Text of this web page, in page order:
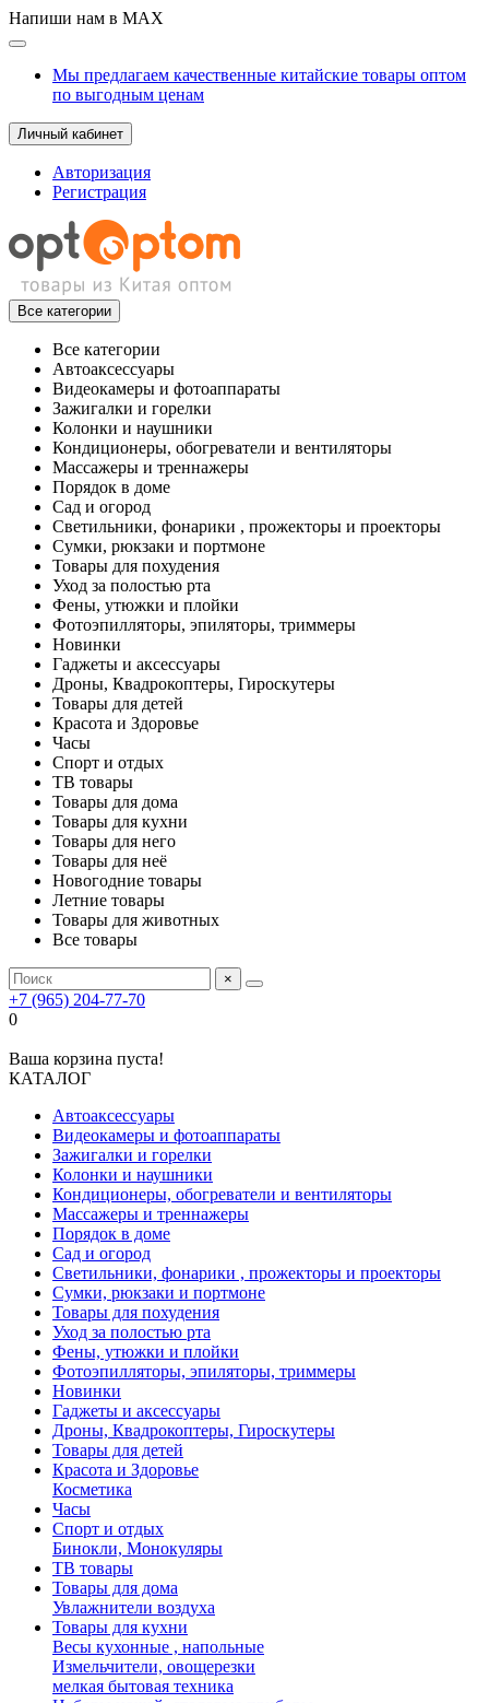
Напиши нам в MAX
Мы предлагаем качественные китайские товары оптом
по выгодным ценам
Личный кабинет
Авторизация
Регистрация
Все категории
Все категории
Автоаксессуары
Видеокамеры и фотоаппараты
Зажигалки и горелки
Колонки и наушники
Кондиционеры, обогреватели и вентиляторы
Массажеры и треннажеры
Порядок в доме
Сад и огород
Светильники, фонарики , прожекторы и проекторы
Сумки, рюкзаки и портмоне
Товары для похудения
Уход за полостью рта
Фены, утюжки и плойки
Фотоэпилляторы, эпиляторы, триммеры
Новинки
Гаджеты и аксессуары
Дроны, Квадрокоптеры, Гироскутеры
Товары для детей
Красота и Здоровье
Часы
Спорт и отдых
ТВ товары
Товары для дома
Товары для кухни
Товары для него
Товары для неё
Новогодние товары
Летние товары
Товары для животных
Все товары
×
+7 (965) 204-77-70
0
Ваша корзина пуста!
КАТАЛОГ
Автоаксессуары
Видеокамеры и фотоаппараты
Зажигалки и горелки
Колонки и наушники
Кондиционеры, обогреватели и вентиляторы
Массажеры и треннажеры
Порядок в доме
Сад и огород
Светильники, фонарики , прожекторы и проекторы
Сумки, рюкзаки и портмоне
Товары для похудения
Уход за полостью рта
Фены, утюжки и плойки
Фотоэпилляторы, эпиляторы, триммеры
Новинки
Гаджеты и аксессуары
Дроны, Квадрокоптеры, Гироскутеры
Товары для детей
Красота и Здоровье
Косметика
Часы
Спорт и отдых
Бинокли, Монокуляры
ТВ товары
Товары для дома
Увлажнители воздуха
Товары для кухни
Весы кухонные , напольные
Измельчители, овощерезки
мелкая бытовая техника